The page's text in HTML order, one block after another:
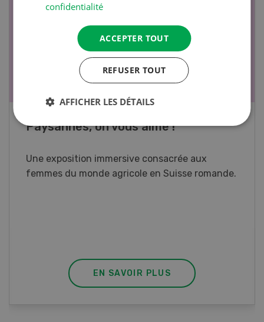
-26
Cours spécialisé Aquaculture
Vous élevez des poissons ou songez à le faire?
Ce cours vous équipe du savoir nécessaire. Si
EN SAVOIR PLUS
confidentialité
ACCEPTER TOUT
REFUSER TOUT
AFFICHER LES DÉTAILS